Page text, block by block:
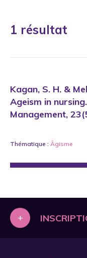
1 résultat
Kagan, S. H. &
Ageism in
Management,
Thématique : Âgisme
+